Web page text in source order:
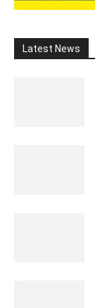
Latest News